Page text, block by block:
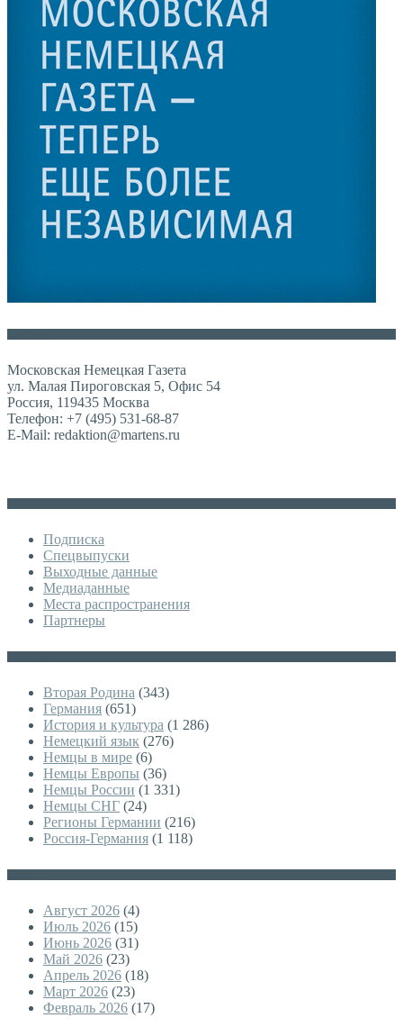
Московская Немецкая Газета
ул. Малая Пироговская 5, Офис 54
Россия, 119435 Москва
Телефон: +7 (495) 531-68-87
E-Mail: redaktion@martens.ru
Подписка
Спецвыпуски
Выходные данные
Медиаданные
Места распространения
Партнеры
Вторая Родина (343)
Германия (651)
История и культура (1 286)
Немецкий язык (276)
Немцы в мире (6)
Немцы Европы (36)
Немцы России (1 331)
Немцы СНГ (24)
Регионы Германии (216)
Россия-Германия (1 118)
Август 2026 (4)
Июль 2026 (15)
Июнь 2026 (31)
Май 2026 (23)
Апрель 2026 (18)
Март 2026 (23)
Февраль 2026 (17)